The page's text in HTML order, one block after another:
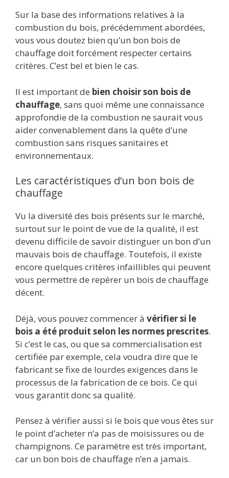
Sur la base des informations relatives à la
combustion du bois, précédemment abordées,
vous vous doutez bien qu’un bon bois de
chauffage doit forcément respecter certains
critères. C’est bel et bien le cas.
Il est important de bien choisir son bois de
chauffage, sans quoi même une connaissance
approfondie de la combustion ne saurait vous
aider convenablement dans la quête d’une
combustion sans risques sanitaires et
environnementaux.
Les caractéristiques d’un bon bois de
chauffage
Vu la diversité des bois présents sur le marché,
surtout sur le point de vue de la qualité, il est
devenu difficile de savoir distinguer un bon d’un
mauvais bois de chauffage. Toutefois, il existe
encore quelques critères infaillibles qui peuvent
vous permettre de repérer un bois de chauffage
décent.
Déjà, vous pouvez commencer à vérifier si le
bois a été produit selon les normes prescrites.
Si c’est le cas, ou que sa commercialisation est
certifiée par exemple, cela voudra dire que le
fabricant se fixe de lourdes exigences dans le
processus de la fabrication de ce bois. Ce qui
vous garantit donc sa qualité.
Pensez à vérifier aussi si le bois que vous êtes sur
le point d’acheter n’a pas de moisissures ou de
champignons. Ce paramètre est très important,
car un bon bois de chauffage n’en a jamais.